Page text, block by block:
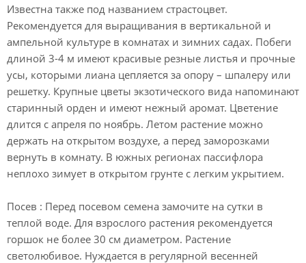
Известна также под названием страстоцвет.
Рекомендуется для выращивания в вертикальной и
ампельной культуре в комнатах и зимних садах. Побеги
длиной 3-4 м имеют красивые резные листья и прочные
усы, которыми лиана цепляется за опору – шпалеру или
решетку. Крупные цветы экзотического вида напоминают
старинный орден и имеют нежный аромат. Цветение
длится с апреля по ноябрь. Летом растение можно
держать на открытом воздухе, а перед заморозками
вернуть в комнату. В южных регионах пассифлора
неплохо зимует в открытом грунте с легким укрытием.
Посев : Перед посевом семена замочите на сутки в
теплой воде. Для взрослого растения рекомендуется
горшок не более 30 см диаметром. Растение
светолюбивое. Нуждается в регулярной весенней